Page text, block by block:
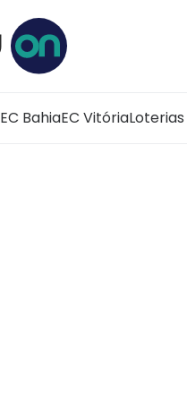
EC BahiaEC VitóriaLoterias